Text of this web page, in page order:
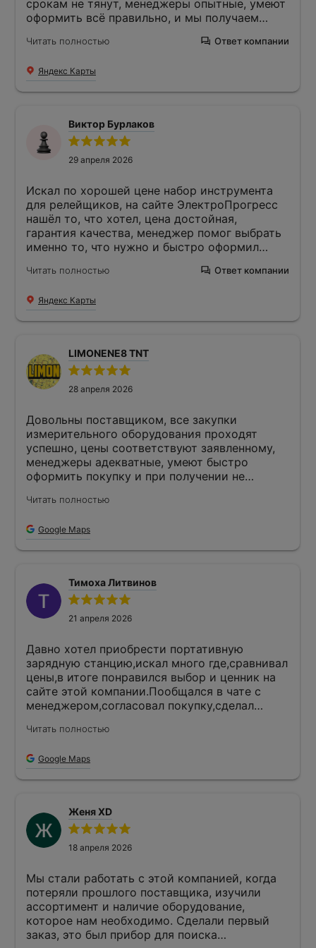
срокам не тянут, менеджеры опытные, умеют
оформить всё правильно, и мы получаем
Читать полностью Ответ компании
Яндекс Карты
Виктор Бурлаков
29 апреля 2026
Искал по хорошей цене набор инструмента
для релейщиков, на сайте ЭлектроПрогресс
нашёл то, что хотел, цена достойная,
гарантия качества, менеджер помог выбрать
именно то, что нужно и быстро оформил
курьером, при нём распаковал и всё
Читать полностью Ответ компании
Яндекс Карты
LIMONENE8 TNT
28 апреля 2026
Довольны поставщиком, все закупки
измерительного оборудования проходят
успешно, цены соответствуют заявленному,
менеджеры адекватные, умеют быстро
оформить покупку и при получении не
Читать полностью
Google Maps
Тимоха Литвинов
21 апреля 2026
Давно хотел приобрести портативную
зарядную станцию,искал много где,сравнивал
цены,в итоге понравился выбор и ценник на
сайте этой компании.Пообщался в чате с
менеджером,согласовал покупку,сделал
сохранности.Прибор работает чётко,реально
Читать полностью
Google Maps
Женя XD
18 апреля 2026
Мы стали работать с этой компанией, когда
потеряли прошлого поставщика, изучили
ассортимент и наличие оборудование,
которое нам необходимо. Сделали первый
заказ, это был прибор для поиска